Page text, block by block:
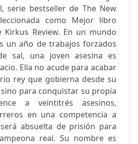
serie bestseller de The New
como Mejor libro
Kirkus Review. En un mundo
un año de trabajos forzados
sal, una joven asesina es
Ella no acude para acabar
rey que gobierna desde su
para conquistar su propia
a veintitrés asesinos,
en una competencia a
absuelta de prisión para
real. Su nombre es